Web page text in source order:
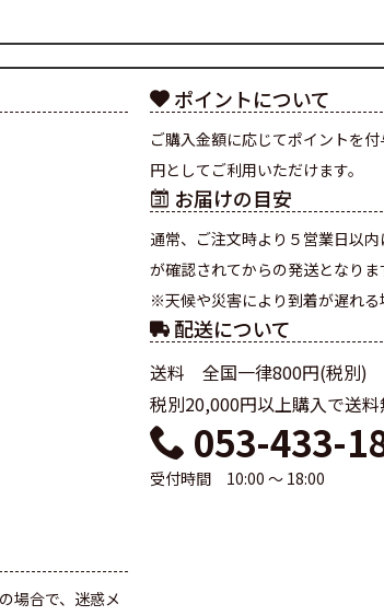
場合で、迷惑メ
ポイントについて
ご購入金額に応じてポイントを
円としてご利用いただけます。
お届けの目安
通常、ご注文時より５営業日以
が確認されてからの発送となりま
※天候や災害により到着が遅れる
配送について
送料 全国一律800円(税別)
税別20,000円以上購入で送料
053-433-
受付時間 10:00 ～ 18:00